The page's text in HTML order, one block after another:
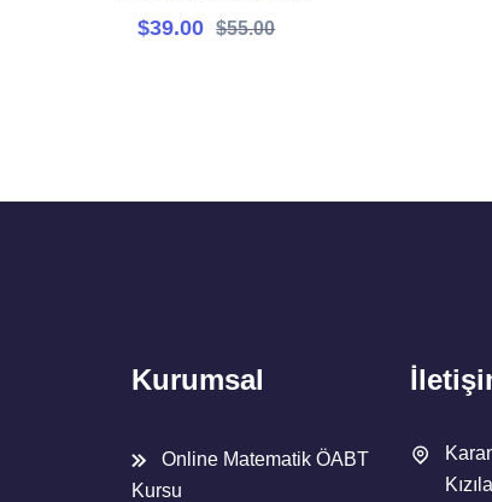
$55.00
$39.00
Kurumsal
Online Matematik ÖABT
Kursu